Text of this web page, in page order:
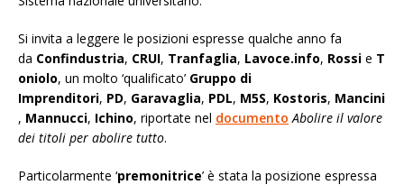
Si invita a leggere le posizioni espresse qualche anno fa
da Confindustria, CRUI, Tranfaglia, Lavoce.info, Rossi e T
oniolo, un molto ‘qualificato’ Gruppo di
Imprenditori, PD, Garavaglia, PDL, M5S, Kostoris, Mancini
, Mannucci, Ichino, riportate nel documento Abolire il valore
dei titoli per abolire tutto.
Particolarmente ‘premonitrice’ è stata la posizione espressa